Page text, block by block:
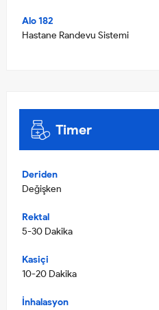
Alo 182
Hastane Randevu Sistemi
Timer
Deriden
Değişken
Rektal
5-30 Dakika
Kasiçi
10-20 Dakika
İnhalasyon